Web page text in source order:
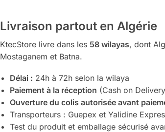
Livraison partout en Algérie
KtecStore livre dans les 58 wilayas, dont
Mostaganem et Batna.
Délai : 24h à 72h selon la wilaya
Paiement à la réception (Cash on
Ouverture du colis autorisée avant
Transporteurs : Guepex et Yalidine
Test du produit et emballage sécurisé